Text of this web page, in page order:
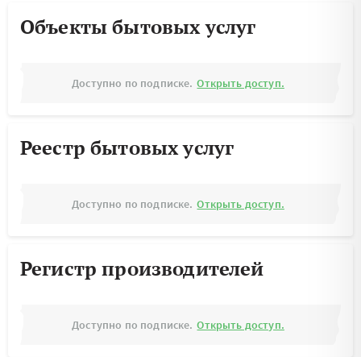
Объекты бытовых услуг
Доступно по подписке. Открыть доступ.
Реестр бытовых услуг
Доступно по подписке. Открыть доступ.
Регистр производителей
Доступно по подписке. Открыть доступ.